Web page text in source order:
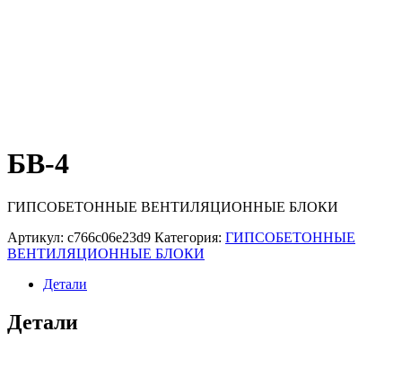
БВ-4
ГИПСОБЕТОННЫЕ ВЕНТИЛЯЦИОННЫЕ БЛОКИ
Артикул: c766c06e23d9 Категория: ГИПСОБЕТОННЫЕ
ВЕНТИЛЯЦИОННЫЕ БЛОКИ
Детали
Детали